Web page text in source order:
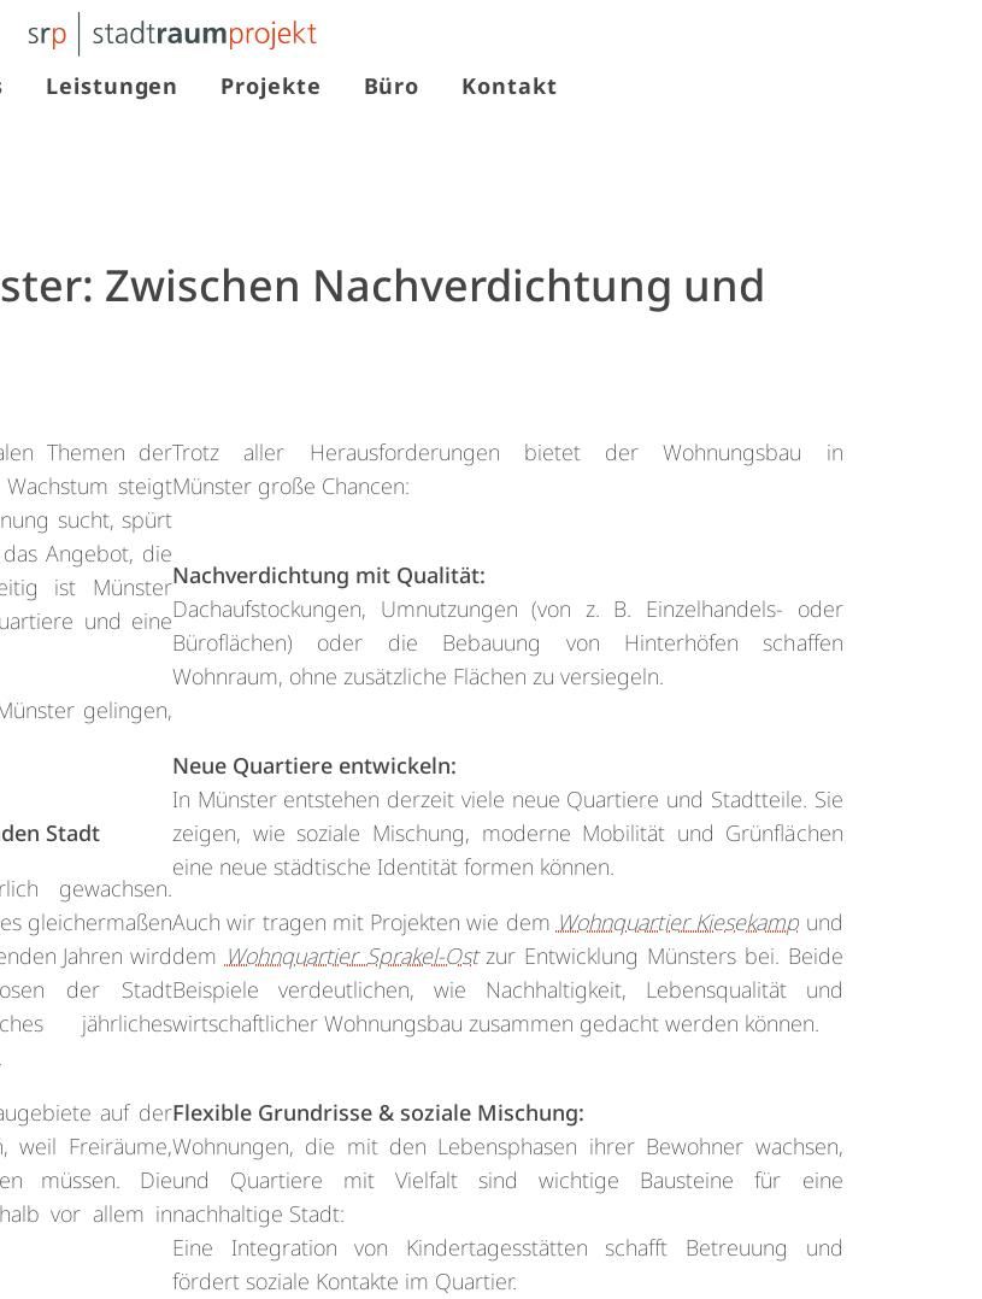
Leistungen Projekte Büro Kontakt
Zwischen Nachverdichtung und
Themen der
steigt
sucht, spürt
Angebot, die
ist Münster
und eine
gelingen,
Stadt
gewachsen.
gleichermaßen
Jahren wird
der Stadt
jährliches
auf der
weil Freiräume,
müssen. Die
vor allem in
Trotz aller Herausforderungen bietet der Wohnungsbau in
Münster große Chancen:
Nachverdichtung mit Qualität:
Dachaufstockungen, Umnutzungen (von z. B. Einzelhandels- oder
Büroflächen) oder die Bebauung von Hinterhöfen schaffen
Wohnraum, ohne zusätzliche Flächen zu versiegeln.
Neue Quartiere entwickeln:
In Münster entstehen derzeit viele neue Quartiere und Stadtteile. Sie
zeigen, wie soziale Mischung, moderne Mobilität und Grünflächen
eine neue städtische Identität formen können.
Auch wir tragen mit Projekten wie dem Wohnquartier Kiesekamp und
dem Wohnquartier Sprakel-Ostzur Entwicklung Münsters bei. Beide
Beispiele verdeutlichen, wie Nachhaltigkeit, Lebensqualität und
wirtschaftlicher Wohnungsbau zusammen gedacht werden können.
Flexible Grundrisse & soziale Mischung:
Wohnungen, die mit den Lebensphasen ihrer Bewohner wachsen,
und Quartiere mit Vielfalt sind wichtige Bausteine für eine
nachhaltige Stadt:
Eine Integration von Kindertagesstätten schafft Betreuung und
fördert soziale Kontakte im Quartier.